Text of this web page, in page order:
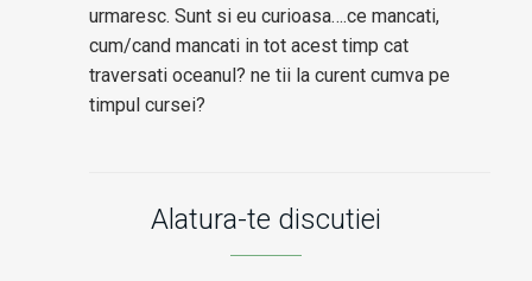
urmaresc. Sunt si eu curioasa….ce mancati,
cum/cand mancati in tot acest timp cat
traversati oceanul? ne tii la curent cumva pe
timpul cursei?
Alatura-te discutiei